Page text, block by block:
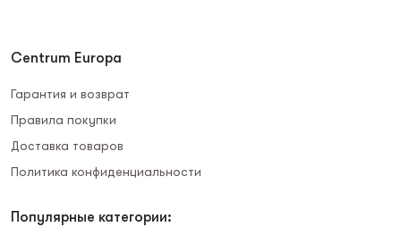
Centrum Europa
Гарантия и возврат
Правила покупки
Доставка товаров
Политика конфиденциальности
Популярные категории: